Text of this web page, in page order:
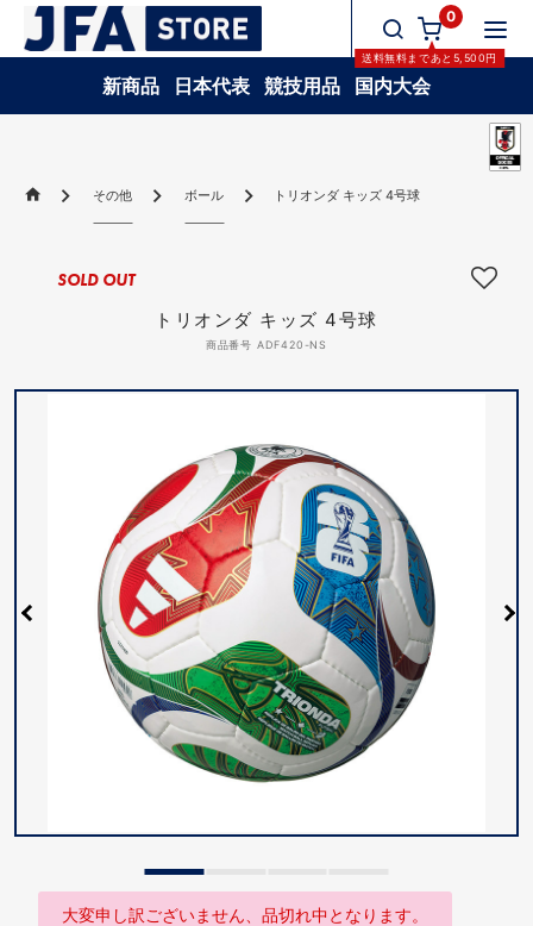
0
送料無料まであと 5,500円
新商品 日本代表 競技用品 国内大会
その他 ボール トリオンダ キッズ 4号球
トリオンダ キッズ 4号球
商品番号 ADF420-NS
SOLD OUT
大変申し訳ございません、品切れ中となります。